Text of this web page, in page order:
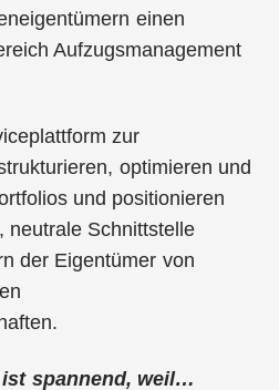
einen
Aufzugsmanagement
zur
optimieren und
und positionieren
neutrale Schnittstelle
der Eigentümer von
spannend, weil…